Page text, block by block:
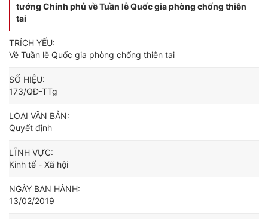
tướng Chính phủ về Tuần lễ Quốc gia phòng chống thiên
tai
TRÍCH YẾU:
Về Tuần lễ Quốc gia phòng chống thiên tai
SỐ HIỆU:
173/QĐ-TTg
LOẠI VĂN BẢN:
Quyết định
LĨNH VỰC:
Kinh tế - Xã hội
NGÀY BAN HÀNH:
13/02/2019